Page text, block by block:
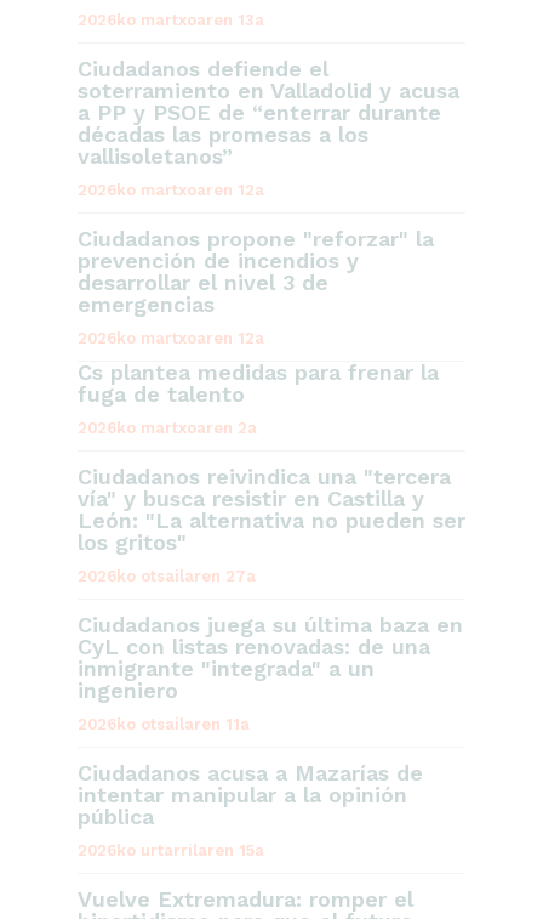
2026ko martxoaren 13a
Ciudadanos defiende el
soterramiento en Valladolid y acusa
a PP y PSOE de “enterrar durante
décadas las promesas a los
vallisoletanos”
2026ko martxoaren 12a
Ciudadanos propone "reforzar" la
prevención de incendios y
desarrollar el nivel 3 de
emergencias
2026ko martxoaren 12a
Cs plantea medidas para frenar la
fuga de talento
2026ko martxoaren 2a
Ciudadanos reivindica una "tercera
vía" y busca resistir en Castilla y
León: "La alternativa no pueden ser
los gritos"
2026ko otsailaren 27a
Ciudadanos juega su última baza en
CyL con listas renovadas: de una
inmigrante "integrada" a un
ingeniero
2026ko otsailaren 11a
Ciudadanos acusa a Mazarías de
intentar manipular a la opinión
pública
2026ko urtarrilaren 15a
Vuelve Extremadura: romper el